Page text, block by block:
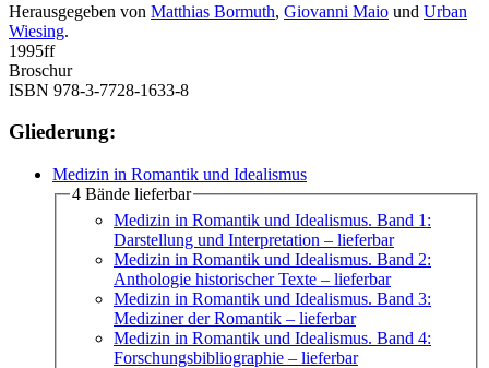
Herausgegeben von Matthias Bormuth, Giovanni Maio und Urban
Wiesing.
1995ff
Broschur
ISBN 978-3-7728-1633-8
Gliederung:
Medizin in Romantik und Idealismus
4 Bände lieferbar
Medizin in Romantik und Idealismus. Band 1:
Darstellung und Interpretation – lieferbar
Medizin in Romantik und Idealismus. Band 2:
Anthologie historischer Texte – lieferbar
Medizin in Romantik und Idealismus. Band 3:
Mediziner der Romantik – lieferbar
Medizin in Romantik und Idealismus. Band 4:
Forschungsbibliographie – lieferbar